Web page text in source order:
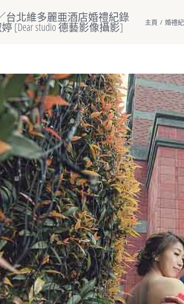
台北維多麗亜酒店婚禮紀錄
[Dear studio 德藝影像攝影] 主頁 / 婚禮